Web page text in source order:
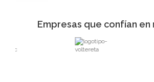
Empresas que confían en